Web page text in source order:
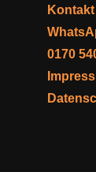
Kontakt
0170